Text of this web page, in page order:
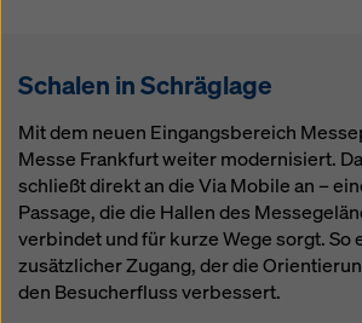
Schalen in Schräglage
Mit dem neuen Eingangsbereich
Messe Frankfurt weiter modernisiert.
schließt direkt an die Via Mobile an –
Passage, die die Hallen des
verbindet und für kurze Wege sorgt. So
zusätzlicher Zugang, der die
den Besucherfluss verbessert.